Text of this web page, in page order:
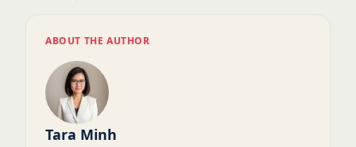
ABOUT THE AUTHOR
Tara Minh